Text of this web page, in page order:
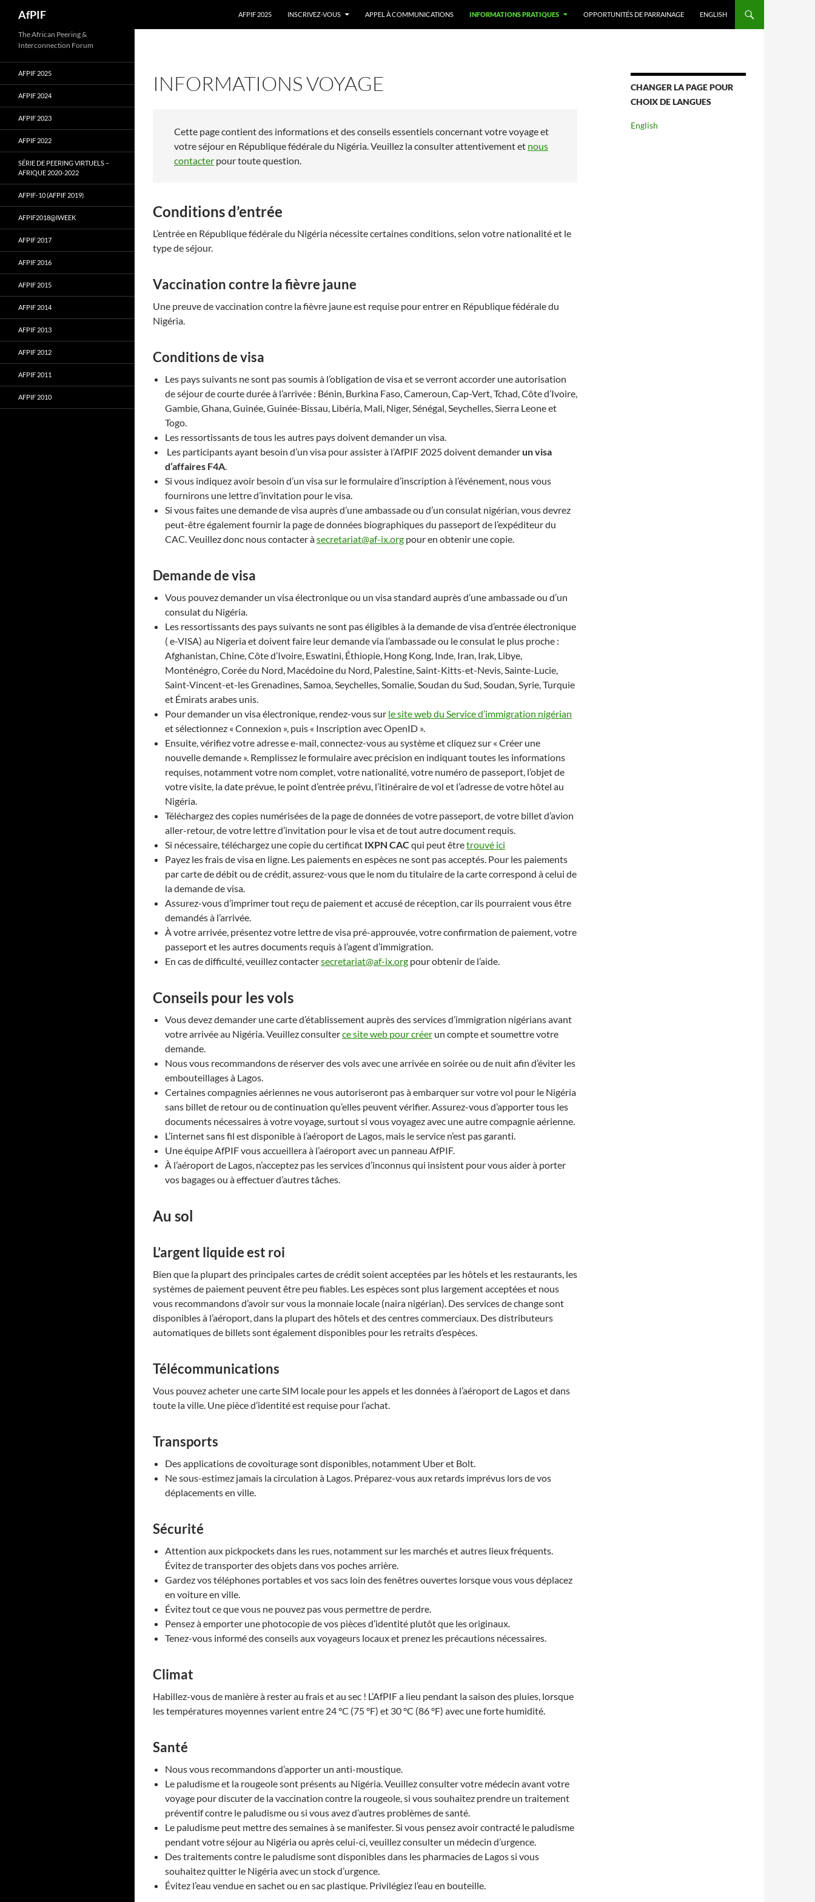
content
AfPIF AFPIF 2025 INSCRIVEZ-VOUS APPEL À COMMUNICATIONS INFORMATIONS PRATIQUES OPPORTUNITÉS DE PARRAINAGE ENGLISH
INFORMATIONS VOYAGE
Cette page contient des informations et des conseils essentiels concernant votre voyage et
votre séjour en République fédérale du Nigéria. Veuillez la consulter attentivement et nous
contacter pour toute question.
Conditions d’entrée
L’entrée en République fédérale du Nigéria nécessite certaines conditions, selon votre nationalité et le
type de séjour.
Vaccination contre la fièvre jaune
Une preuve de vaccination contre la fièvre jaune est requise pour entrer en République fédérale du
Nigéria.
Conditions de visa
Les pays suivants ne sont pas soumis à l’obligation de visa et se verront accorder une autorisation
de séjour de courte durée à l’arrivée : Bénin, Burkina Faso, Cameroun, Cap-Vert, Tchad, Côte d’Ivoire,
Gambie, Ghana, Guinée, Guinée-Bissau, Libéria, Mali, Niger, Sénégal, Seychelles, Sierra Leone et
Togo.
Les ressortissants de tous les autres pays doivent demander un visa.
Les participants ayant besoin d’un visa pour assister à l’AfPIF 2025 doivent demanderun visa
d’affaires F4A.
Si vous indiquez avoir besoin d’un visa sur le formulaire d’inscription à l’événement, nous vous
fournirons une lettre d’invitation pour le visa.
Si vous faites une demande de visa auprès d’une ambassade ou d’un consulat nigérian, vous devrez
peut-être également fournir la page de données biographiques du passeport de l’expéditeur du
CAC. Veuillez donc nous contacter àsecretariat@af-ix.org pour en obtenir une copie.
Demande de visa
Vous pouvez demander un visa électronique ou un visa standard auprès d’une ambassade ou d’un
consulat du Nigéria.
Les ressortissants des pays suivants ne sont pas éligibles à la demande de visa d’entrée électronique
( e-VISA) au Nigeria et doivent faire leur demande via l’ambassade ou le consulat le plus proche :
Afghanistan, Chine, Côte d’Ivoire, Eswatini, Éthiopie, Hong Kong, Inde, Iran, Irak, Libye,
Monténégro, Corée du Nord, Macédoine du Nord, Palestine, Saint-Kitts-et-Nevis, Sainte-Lucie,
Saint-Vincent-et-les Grenadines, Samoa, Seychelles, Somalie, Soudan du Sud, Soudan, Syrie, Turquie
et Émirats arabes unis.
Pour demander un visa électronique, rendez-vous sur le site web du Service d’immigration nigérian
et sélectionnez « Connexion », puis « Inscription avec OpenID ».
Ensuite, vérifiez votre adresse e-mail, connectez-vous au système et cliquez sur « Créer une
nouvelle demande ». Remplissez le formulaire avec précision en indiquant toutes les informations
requises, notamment votre nom complet, votre nationalité, votre numéro de passeport, l’objet de
votre visite, la date prévue, le point d’entrée prévu, l’itinéraire de vol et l’adresse de votre hôtel au
Nigéria.
Téléchargez des copies numérisées de la page de données de votre passeport, de votre billet d’avion
aller-retour, de votre lettre d’invitation pour le visa et de tout autre document requis.
Si nécessaire, téléchargez une copie du certificat IXPN CAC qui peut êtretrouvé ici
Payez les frais de visa en ligne. Les paiements en espèces ne sont pas acceptés. Pour les paiements
par carte de débit ou de crédit, assurez-vous que le nom du titulaire de la carte correspond à celui de
la demande de visa.
Assurez-vous d’imprimer tout reçu de paiement et accusé de réception, car ils pourraient vous être
demandés à l’arrivée.
À votre arrivée, présentez votre lettre de visa pré-approuvée, votre confirmation de paiement, votre
passeport et les autres documents requis à l’agent d’immigration.
En cas de difficulté, veuillez contactersecretariat@af-ix.org pour obtenir de l’aide.
Conseils pour les vols
Vous devez demander une carte d’établissement auprès des services d’immigration nigérians avant
votre arrivée au Nigéria. Veuillez consulterce site web pour créer un compte et soumettre votre
demande.
Nous vous recommandons de réserver des vols avec une arrivée en soirée ou de nuit afin d’éviter les
embouteillages à Lagos.
Certaines compagnies aériennes ne vous autoriseront pas à embarquer sur votre vol pour le Nigéria
sans billet de retour ou de continuation qu’elles peuvent vérifier. Assurez-vous d’apporter tous les
documents nécessaires à votre voyage, surtout si vous voyagez avec une autre compagnie aérienne.
L’internet sans fil est disponible à l’aéroport de Lagos, mais le service n’est pas garanti.
Une équipe AfPIF vous accueillera à l’aéroport avec un panneau AfPIF.
À l’aéroport de Lagos, n’acceptez pas les services d’inconnus qui insistent pour vous aider à porter
vos bagages ou à effectuer d’autres tâches.
Au sol
L’argent liquide est roi
Bien que la plupart des principales cartes de crédit soient acceptées par les hôtels et les restaurants, les
systèmes de paiement peuvent être peu fiables. Les espèces sont plus largement acceptées et nous
vous recommandons d’avoir sur vous la monnaie locale (naira nigérian). Des services de change sont
disponibles à l’aéroport, dans la plupart des hôtels et des centres commerciaux. Des distributeurs
automatiques de billets sont également disponibles pour les retraits d’espèces.
Télécommunications
Vous pouvez acheter une carte SIM locale pour les appels et les données à l’aéroport de Lagos et dans
toute la ville. Une pièce d’identité est requise pour l’achat.
Transports
Des applications de covoiturage sont disponibles, notamment Uber et Bolt.
Ne sous-estimez jamais la circulation à Lagos. Préparez-vous aux retards imprévus lors de vos
déplacements en ville.
Sécurité
Attention aux pickpockets dans les rues, notamment sur les marchés et autres lieux fréquents.
Évitez de transporter des objets dans vos poches arrière.
Gardez vos téléphones portables et vos sacs loin des fenêtres ouvertes lorsque vous vous déplacez
en voiture en ville.
Évitez tout ce que vous ne pouvez pas vous permettre de perdre.
Pensez à emporter une photocopie de vos pièces d’identité plutôt que les originaux.
Tenez-vous informé des conseils aux voyageurs locaux et prenez les précautions nécessaires.
Climat
Habillez-vous de manière à rester au frais et au sec ! L’AfPIF a lieu pendant la saison des pluies, lorsque
les températures moyennes varient entre 24 °C (75 °F) et 30 °C (86 °F) avec une forte humidité.
Santé
Nous vous recommandons d’apporter un anti-moustique.
Le paludisme et la rougeole sont présents au Nigéria. Veuillez consulter votre médecin avant votre
voyage pour discuter de la vaccination contre la rougeole, si vous souhaitez prendre un traitement
préventif contre le paludisme ou si vous avez d’autres problèmes de santé.
Le paludisme peut mettre des semaines à se manifester. Si vous pensez avoir contracté le paludisme
pendant votre séjour au Nigéria ou après celui-ci, veuillez consulter un médecin d’urgence.
Des traitements contre le paludisme sont disponibles dans les pharmacies de Lagos si vous
souhaitez quitter le Nigéria avec un stock d’urgence.
Évitez l’eau vendue en sachet ou en sac plastique. Privilégiez l’eau en bouteille.
CHANGER LA PAGE POUR
CHOIX DE LANGUES
English
The African Peering &
Interconnection Forum
AFPIF 2025
AFPIF 2024
AFPIF 2023
AFPIF 2022
SÉRIE DE PEERING VIRTUELS –
AFRIQUE 2020-2022
AFPIF-10 (AFPIF 2019)
AFPIF2018@IWEEK
AFPIF 2017
AFPIF 2016
AFPIF 2015
AFPIF 2014
AFPIF 2013
AFPIF 2012
AFPIF 2011
AFPIF 2010